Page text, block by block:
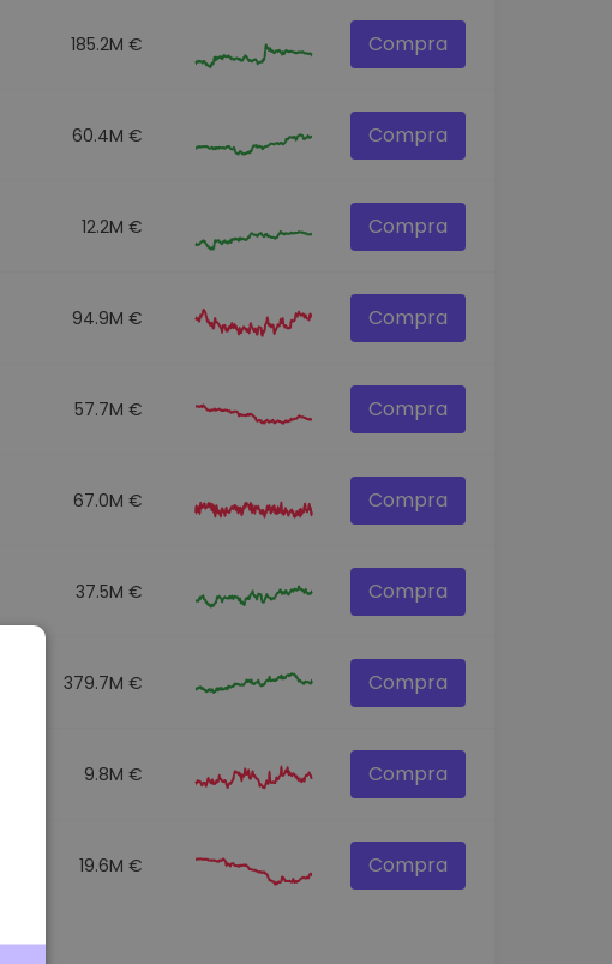
185.2M € Compra
60.4M € Compra
12.2M € Compra
94.9M € Compra
57.7M € Compra
67.0M € Compra
37.5M € Compra
379.7M € Compra
9.8M € Compra
19.6M € Compra